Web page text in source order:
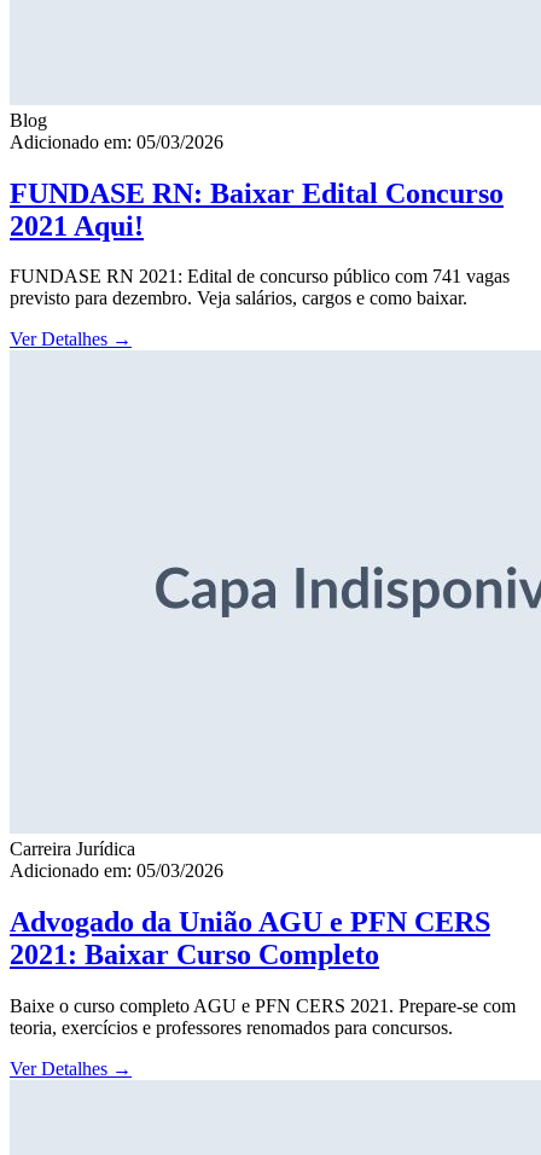
Blog
Adicionado em: 05/03/2026
FUNDASE RN: Baixar Edital Concurso
2021 Aqui!
FUNDASE RN 2021: Edital de concurso público com 741 vagas
previsto para dezembro. Veja salários, cargos e como baixar.
Ver Detalhes →
Carreira Jurídica
Adicionado em: 05/03/2026
Advogado da União AGU e PFN CERS
2021: Baixar Curso Completo
Baixe o curso completo AGU e PFN CERS 2021. Prepare-se com
teoria, exercícios e professores renomados para concursos.
Ver Detalhes →